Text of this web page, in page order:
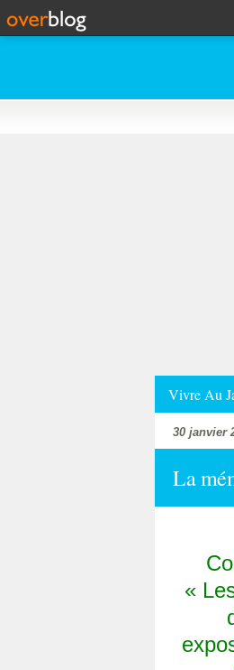
Vivre Au
30 janvier
La
«